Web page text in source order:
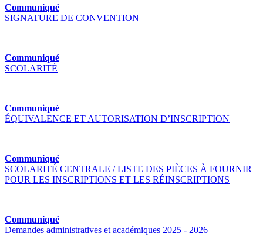
Communiqué
SIGNATURE DE CONVENTION
Communiqué
SCOLARITÉ
Communiqué
ÉQUIVALENCE ET AUTORISATION D’INSCRIPTION
Communiqué
SCOLARITÉ CENTRALE / LISTE DES PIÈCES À FOURNIR
POUR LES INSCRIPTIONS ET LES RÉINSCRIPTIONS
Communiqué
Demandes administratives et académiques 2025 - 2026